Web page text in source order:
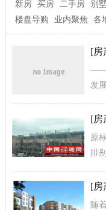
新房
买房 二手房 别墅
楼盘导购
业内聚焦 各
[房
——
发展
[房
原
排
道
[房
随